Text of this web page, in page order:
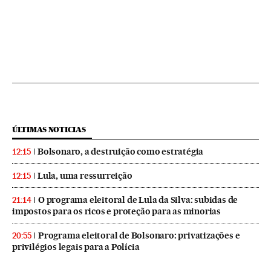
ÚLTIMAS NOTICIAS
12:15 Bolsonaro, a destruição como estratégia
12:15 Lula, uma ressurreição
21:14
O programa eleitoral de Lula da Silva: subidas de
impostos para os ricos e proteção para as minorias
20:55
Programa eleitoral de Bolsonaro: privatizações e
privilégios legais para a Polícia